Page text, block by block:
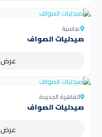
عباسية
صيدليات الصواف
عرض
القاهرة الجديدة
صيدليات الصواف
عرض